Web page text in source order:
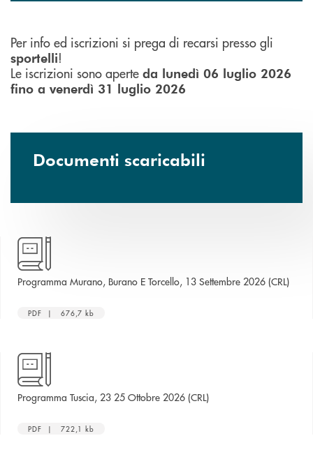
Per info ed iscrizioni si prega di recarsi presso gli
sportelli!
Le iscrizioni sono aperte da lunedì 06 luglio 2026
fino a venerdì 31 luglio 2026
Documenti scaricabili
Programma Murano, Burano E Torcello, 13 Settembre 2026 (CRL)apre
PDF | 676,7 kb
Programma Tuscia, 23 25 Ottobre 2026 (CRL)apre una nuova finestra
PDF | 722,1 kb